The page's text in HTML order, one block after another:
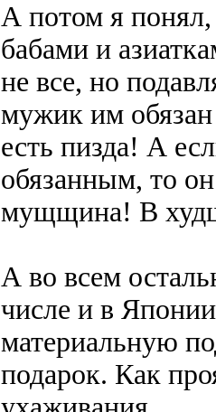
А потом я
бабами и
не все, но
мужик им
есть пизда! А
обязанным, то
мущщина! В
А во всем
числе и в
материальную
подарок. Как